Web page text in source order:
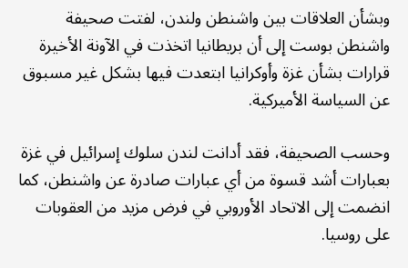
وبشأن العلاقات بين واشنطن ولندن، لفتت صحيفة
واشنطن بوست إلى أن بريطانيا اتخذت في الآونة الأخيرة
قرارات بشأن غزة وأوكرانيا ابتعدت فيها بشكل غير مسبوق
عن السياسة الأميركية.
وحسب الصحيفة، فقد أدانت لندن سلوك إسرائيل في غزة
بعبارات أشد قسوة من أي عبارات صادرة عن واشنطن، كما
انضمت إلى الاتحاد الأوروبي في فرض مزيد من العقوبات
على روسيا.